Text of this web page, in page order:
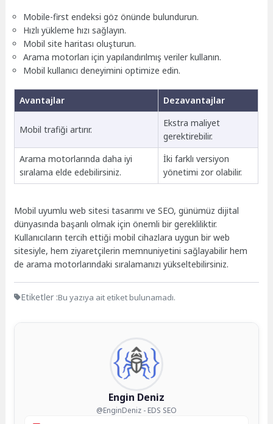
Mobile-first endeksi göz önünde bulundurun.
Hızlı yükleme hızı sağlayın.
Mobil site haritası oluşturun.
Arama motorları için yapılandırılmış veriler kullanın.
Mobil kullanıcı deneyimini optimize edin.
Avantajlar Dezavantajlar
Mobil trafiği artırır.
Ekstra maliyet
gerektirebilir.
Arama motorlarında daha iyi
sıralama elde edebilirsiniz.
İki farklı versiyon
yönetimi zor olabilir.
Mobil uyumlu web sitesi tasarımı ve SEO, günümüz dijital
dünyasında başarılı olmak için önemli bir gerekliliktir.
Kullanıcıların tercih ettiği mobil cihazlara uygun bir web
sitesiyle, hem ziyaretçilerin memnuniyetini sağlayabilir hem
de arama motorlarındaki sıralamanızı yükseltebilirsiniz.
Etiketler :Bu yazıya ait etiket bulunamadı.
Engin Deniz
@EnginDeniz - EDS SEO